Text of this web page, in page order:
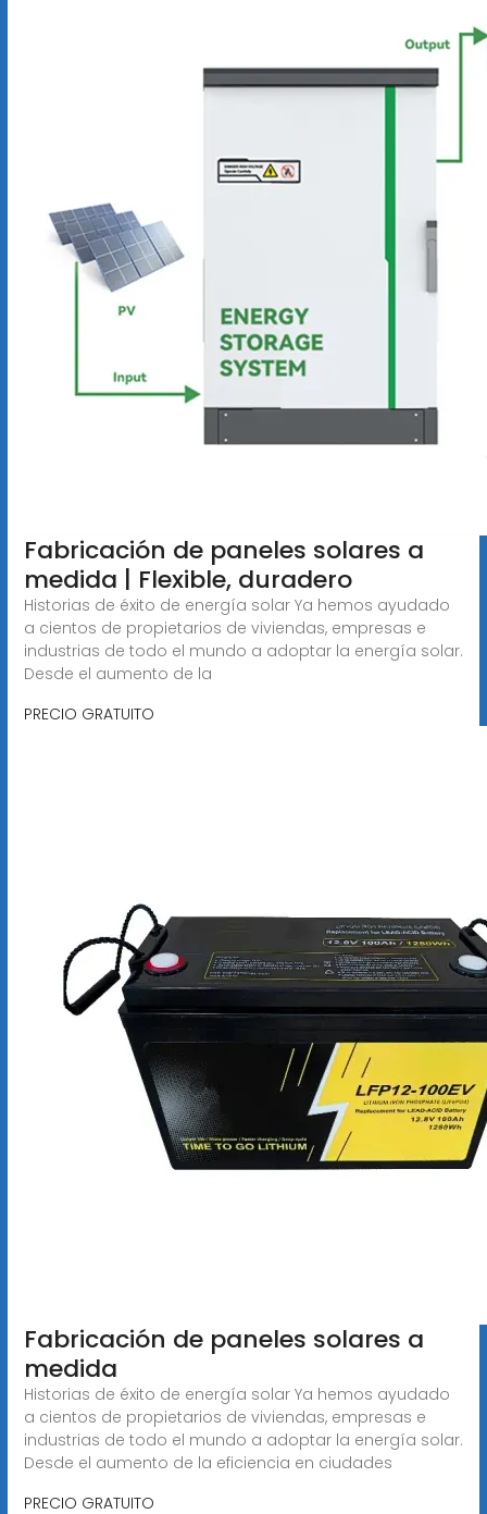
Fabricación de paneles solares a
medida | Flexible, duradero
Historias de éxito de energía solar Ya hemos ayudado
a cientos de propietarios de viviendas, empresas e
industrias de todo el mundo a adoptar la energía solar.
Desde el aumento de la
PRECIO GRATUITO
Fabricación de paneles solares a
medida
Historias de éxito de energía solar Ya hemos ayudado
a cientos de propietarios de viviendas, empresas e
industrias de todo el mundo a adoptar la energía solar.
Desde el aumento de la eficiencia en ciudades
PRECIO GRATUITO